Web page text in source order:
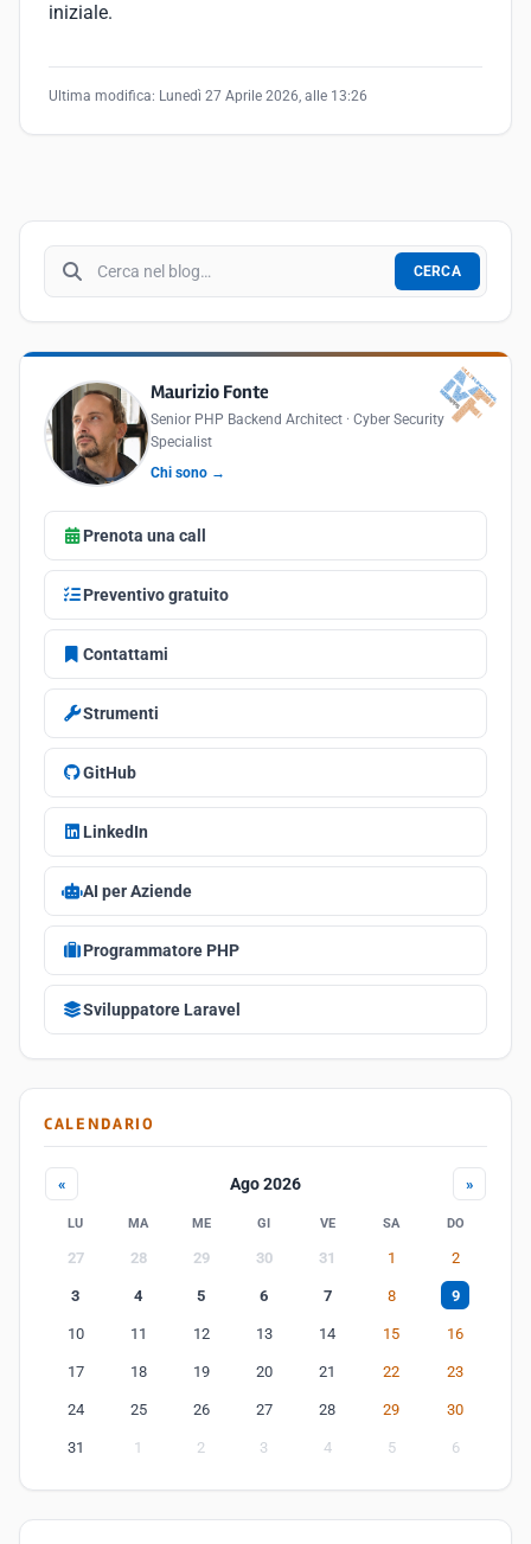
iniziale.
Ultima modifica: Lunedì 27 Aprile 2026, alle 13:26
Cerca nel blog
CERCA
Maurizio Fonte
Senior PHP Backend Architect · Cyber Security
Specialist
Chi sono →
Prenota una call
Preventivo gratuito
Contattami
Strumenti
GitHub
LinkedIn
AI per Aziende
Programmatore PHP
Sviluppatore Laravel
CALENDARIO
« Ago 2026 »
LU MA ME GI VE SA DO
27 28 29 30 31 1 2
3 4 5 6 7 8 9
10 11 12 13 14 15 16
17 18 19 20 21 22 23
24 25 26 27 28 29 30
31 1 2 3 4 5 6